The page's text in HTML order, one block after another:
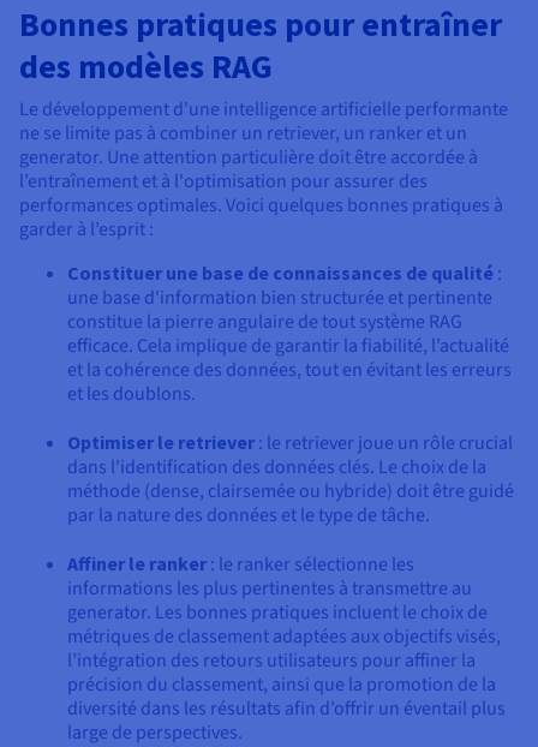
Bonnes pratiques pour entraîner
des modèles RAG
Le développement d'une intelligence artificielle performante
ne se limite pas à combiner un retriever, un ranker et un
generator. Une attention particulière doit être accordée à
l’entraînement et à l'optimisation pour assurer des
performances optimales. Voici quelques bonnes pratiques à
garder à l’esprit :
Constituer une base de connaissances de qualité :
une base d'information bien structurée et pertinente
constitue la pierre angulaire de tout système RAG
efficace. Cela implique de garantir la fiabilité, l’actualité
et la cohérence des données, tout en évitant les erreurs
et les doublons.
Optimiser le retriever : le retriever joue un rôle crucial
dans l'identification des données clés. Le choix de la
méthode (dense, clairsemée ou hybride) doit être guidé
par la nature des données et le type de tâche.
Affiner le ranker : le ranker sélectionne les
informations les plus pertinentes à transmettre au
generator. Les bonnes pratiques incluent le choix de
métriques de classement adaptées aux objectifs visés,
l’intégration des retours utilisateurs pour affiner la
précision du classement, ainsi que la promotion de la
diversité dans les résultats afin d’offrir un éventail plus
large de perspectives.